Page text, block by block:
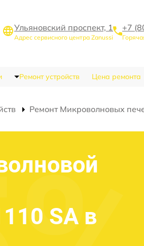
Ульяновский проспект, 1
Адрес сервисного центра Zanussi
+7
Ремонт устройств Цена ремонта
Ремонт Микроволновых
SA в